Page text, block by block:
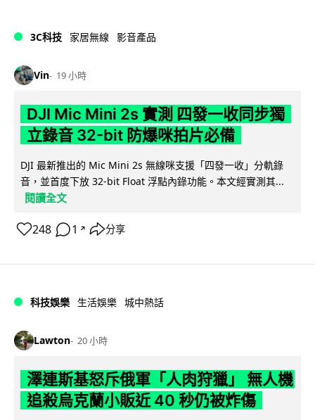
3C科技 家居無線 影音產品
Vin 19 小時
DJI Mic Mini 2s 實測 四發一收同步獨
立錄音 32-bit 防爆咪拍片必備
DJI 最新推出的 Mic Mini 2s 無線咪支援「四發一收」分軌錄
音，並首度下放 32-bit Float 浮點內錄功能。本文經實測其...
閱讀全文
248 1 ↗ 分享
科技娛樂 生活娛樂 城中熱話
Lawton 20 小時
澤連斯基怒斥俄軍「人肉狩獵」 無人機
追殺烏克蘭小販近 40 秒仍被炸傷